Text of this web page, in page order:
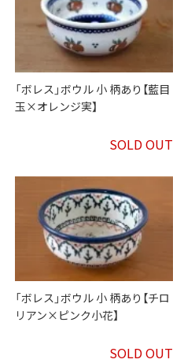
「ボレス」ボウル 小 柄あり【藍目
玉×オレンジ実】
SOLD OUT
「ボレス」ボウル 小 柄あり【チロ
リアン×ピンク小花】
SOLD OUT